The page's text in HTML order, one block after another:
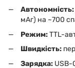
Автономність:
мАг) на ~700
Режим:TTL-
Швидкість:
Зарядка: USB-